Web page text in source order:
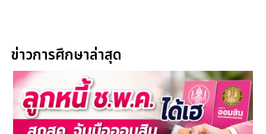
ข่าวการศึกษาล่าสุด